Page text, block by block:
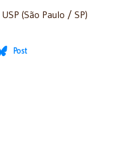
(São Paulo / SP)
Post
Kigar 2017
- 01/09/2017